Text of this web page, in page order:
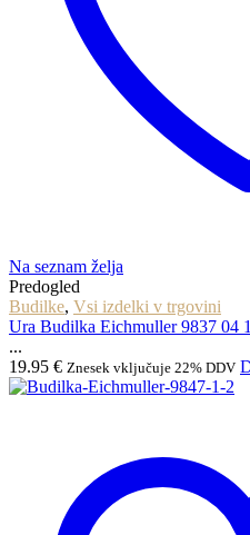
Na seznam želja
Predogled
Budilke, Vsi izdelki v trgovini
Ura Budilka Eichmuller 9837 04 1
...
19.95 € Znesek vključuje 22% DDV